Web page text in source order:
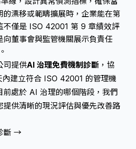
的漂移或範疇擴展時，企業能在第
不僅是 ISO 42001 第 9 章績效評
向董事會與監管機關展示負責任
司提供AI 治理免費機制診斷 ，協
建立符合 ISO 42001 的管理機
前處於 AI 治理的哪個階段，我們
提供清晰的現況評估與優先改善路
斷 →